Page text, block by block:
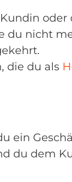
oder
du nicht
die du als
ein
du dem